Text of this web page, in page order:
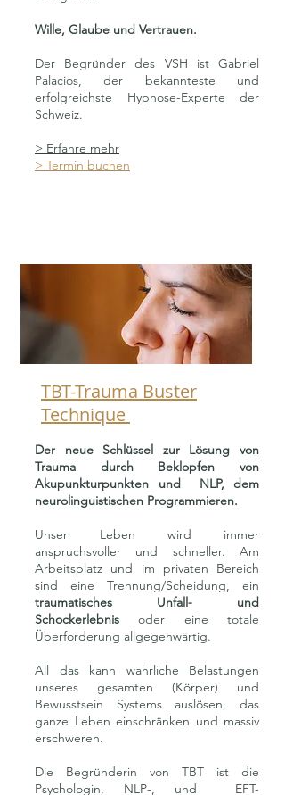
Wille, Glaube und Vertrauen.
Der Begründer des VSH ist Gabriel
Palacios, der bekannteste und
erfolgreichste Hypnose-Experte der
Schweiz.
> Erfahre mehr
> Termin buchen
TBT-Trauma Buster
Technique
Der neue Schlüssel zur Lösung von
Trauma durch Beklopfen von
Akupunkturpunkten
und NLP, dem
neurolinguistischen Programmieren.
Unser Leben wird immer
anspruchsvoller und schneller. Am
Arbeitsplatz und im privaten Bereich
sind eine Trennung/Scheidung, ein
traumatisches Unfall- und
Schockerlebnisoder eine totale
Überforderung allgegenwärtig.
All das kann wahrliche Belastungen
unseres gesamten (Körper) und
Bewusstsein Systems auslösen, das
ganze Leben einschränken und massiv
erschweren.
Die Begründerin von TBT ist die
Psychologin, NLP-, und EFT-